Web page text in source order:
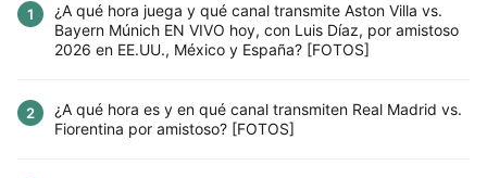
1
¿A qué hora juega y qué canal transmite Aston Villa vs.
Bayern Múnich EN VIVO hoy, con Luis Díaz, por amistoso
2026 en EE.UU., México y España? [FOTOS]
2
¿A qué hora es y en qué canal transmiten Real Madrid vs.
Fiorentina por amistoso? [FOTOS]